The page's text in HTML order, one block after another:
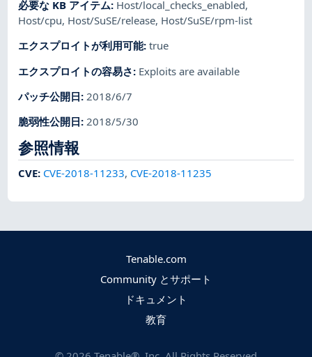
必要な KB アイテム: Host/local_checks_enabled,
Host/cpu, Host/SuSE/release, Host/SuSE/rpm-list
エクスプロイトが利用可能:true
エクスプロイトの容易さ: Exploits are available
パッチ公開日: 2018/6/7
脆弱性公開日:2018/5/30
参照情報
CVE: CVE-2018-11233, CVE-2018-11235
Tenable.com
Community とサポート
ドキュメント
教育